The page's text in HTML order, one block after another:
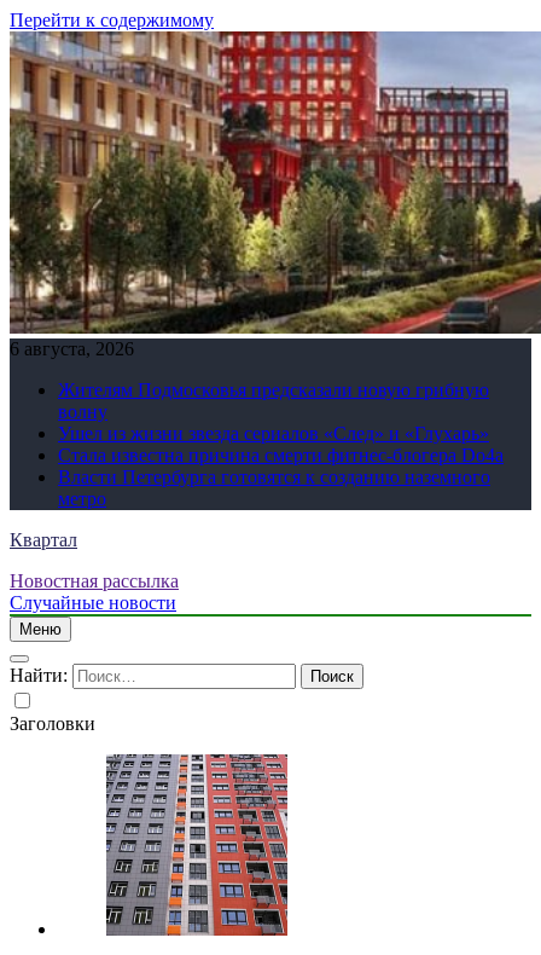
Перейти к содержимому
6 августа, 2026
Жителям Подмосковья предсказали новую грибную
волну
Ушел из жизни звезда сериалов «След» и «Глухарь»
Стала известна причина смерти фитнес-блогера Do4а
Власти Петербурга готовятся к созданию наземного
метро
Квартал
Новостная рассылка
Случайные новости
Меню
Найти:
Заголовки